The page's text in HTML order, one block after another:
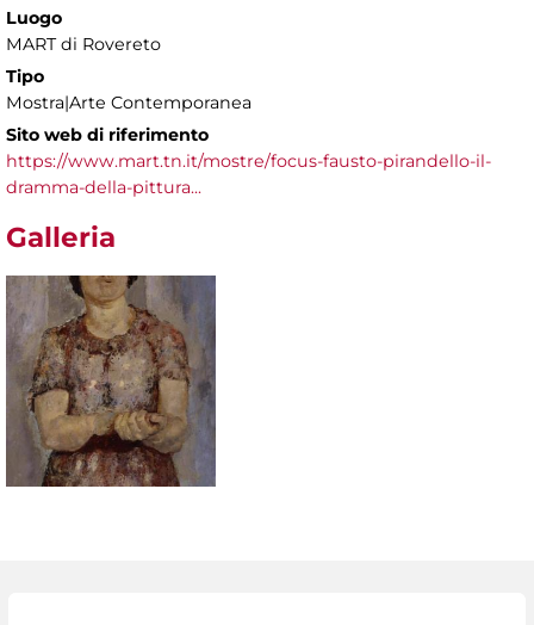
Luogo
MART di Rovereto
Tipo
Mostra|Arte Contemporanea
Sito web di riferimento
https://www.mart.tn.it/mostre/focus-fausto-pirandello-il-
dramma-della-pittura...
Galleria